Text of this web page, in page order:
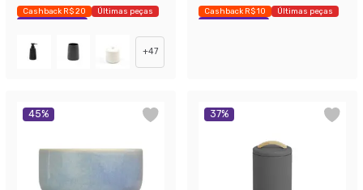
Cashback R$ 20
Últimas peças
Economize 38%
+47
Cashback R$ 10
Últimas peças
Economize 42%
45% 37%